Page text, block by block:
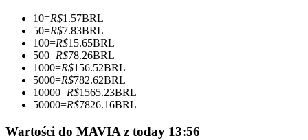
Zostań traderem kopiującym
Ciesz się podziałem zysków i prowizjami z kopiowania
transakcji
10=R$1.57BRL
50=R$7.83BRL
100=R$15.65BRL
500=R$78.26BRL
1000=R$156.52BRL
5000=R$782.62BRL
10000=R$1565.23BRL
50000=R$7826.16BRL
Wartości do MAVIA z today 13:56